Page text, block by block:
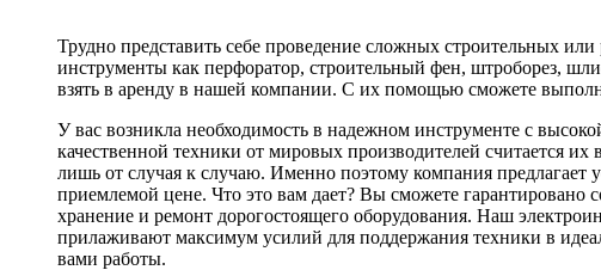
Трудно представить себе проведение сложных строительных
инструменты как перфоратор, строительный фен, штроборез,
взять в аренду в нашей компании. С их помощью сможете
У вас возникла необходимость в надежном инструменте с
качественной техники от мировых производителей считается
лишь от случая к случаю. Именно поэтому компания предлагает
приемлемой цене. Что это вам дает? Вы сможете гарантировано
хранение и ремонт дорогостоящего оборудования. Наш
прилаживают максимум усилий для поддержания техники в
вами работы.